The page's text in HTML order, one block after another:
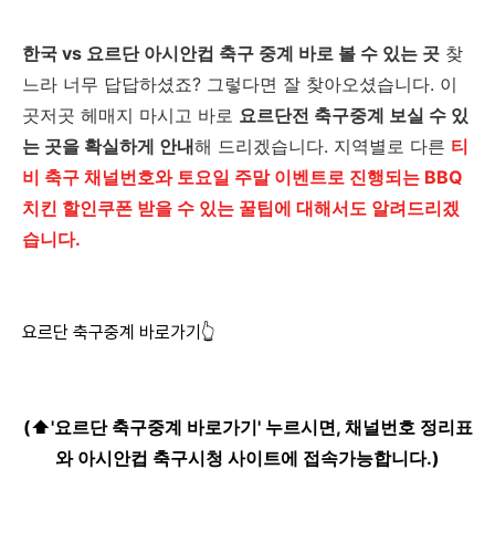
한국 vs 요르단 아시안컵 축구 중계 바로 볼 수 있는 곳 찾
느라 너무 답답하셨죠? 그렇다면 잘 찾아오셨습니다. 이
곳저곳 헤매지 마시고 바로 요르단전 축구중계 보실 수 있
는 곳을 확실하게 안내해 드리겠습니다. 지역별로 다른 티
비 축구 채널번호와 토요일 주말 이벤트로 진행되는 BBQ
치킨 할인쿠폰 받을 수 있는 꿀팁에 대해서도 알려드리겠
습니다.
요르단 축구중계 바로가기👆
(⬆️'요르단 축구중계 바로가기' 누르시면, 채널번호 정리표
와 아시안컵 축구시청 사이트에 접속가능합니다.)